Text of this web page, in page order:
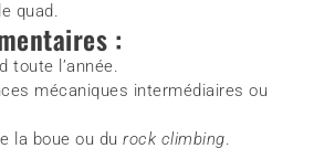
quad.
:
toute l’année.
mécaniques intermédiaires ou
la boue ou durock climbing.